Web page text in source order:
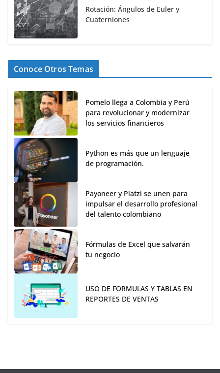
Rotación: Ángulos de Euler y
Cuaterniones
Conoce Otros Temas
Pomelo llega a Colombia y Perú
para revolucionar y modernizar
los servicios financieros
Python es más que un lenguaje
de programación.
Payoneer y Platzi se unen para
impulsar el desarrollo profesional
del talento colombiano
Fórmulas de Excel que salvarán
tu negocio
USO DE FORMULAS Y TABLAS EN
REPORTES DE VENTAS